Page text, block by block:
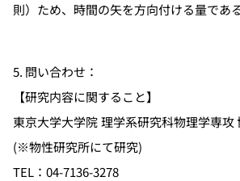
則）ため、時間の矢を方向付ける量である
5. 問い合わせ：
【研究内容に関すること】
東京大学大学院 理学系研究科物理学専
(※物性研究所にて研究)
TEL：04-7136-3278